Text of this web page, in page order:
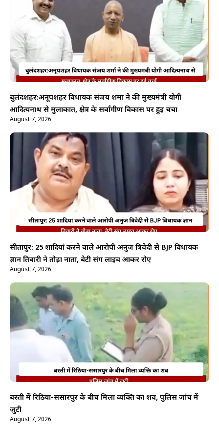
बुलंदशहर:अनूपशहर विधायक संजय शर्मा ने की मुख्यमंत्री योगी
आदित्यनाथ से मुलाकात, क्षेत्र के सर्वांगीण विकास पर हुई चर्चा
August 7, 2026
सीतापुर: 25 शादियां करने वाले आरोपी अनुज त्रिवेदी से BJP विधायक
ज्ञान तिवारी ने तोड़ा नाता, बेटी संग लाइव आकर रोए
August 7, 2026
बस्ती में रिठिया-ससारपुर के बीच मिला व्यक्ति का शव, पुलिस जांच में
जुटी
August 7, 2026